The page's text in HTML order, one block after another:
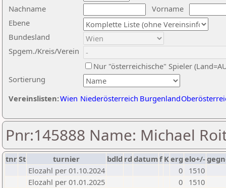
Nachname
Vorname
Ebene
Sortierung
Bundesland
Spgem./Kreis/Verein
Nur "österreichische" Spieler
Vereinslisten:Wien Niederösterreich Burgenland
Pnr:145888 Name: Michael
tnrSt turnier bdld rd datumf Kerg elo+/-
Elozahl per 01.10.2024
0
1510
Elozahl per 01.01.2025
0
1510